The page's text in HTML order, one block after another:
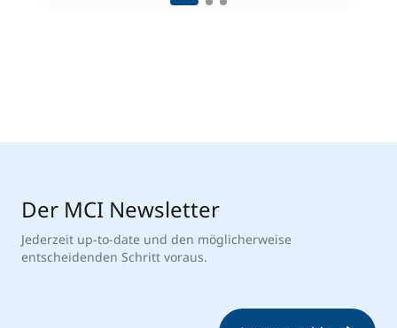
Der MCI Newsletter
Jederzeit up-to-date und den möglicherweise
entscheidenden Schritt voraus.